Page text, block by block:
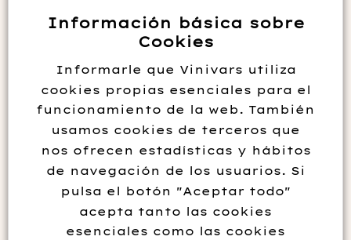
Ukiyo Japanese Rice Vodka
38.95€
Añadir al carrito
Información básica sobre
Cookies
Informarle que Vinivars utiliza
cookies propias esenciales para el
funcionamiento de la web. También
usamos cookies de terceros que
nos ofrecen estadísticas y hábitos
de navegación de los usuarios. Si
pulsa el botón "Aceptar todo"
acepta tanto las cookies
esenciales como las cookies